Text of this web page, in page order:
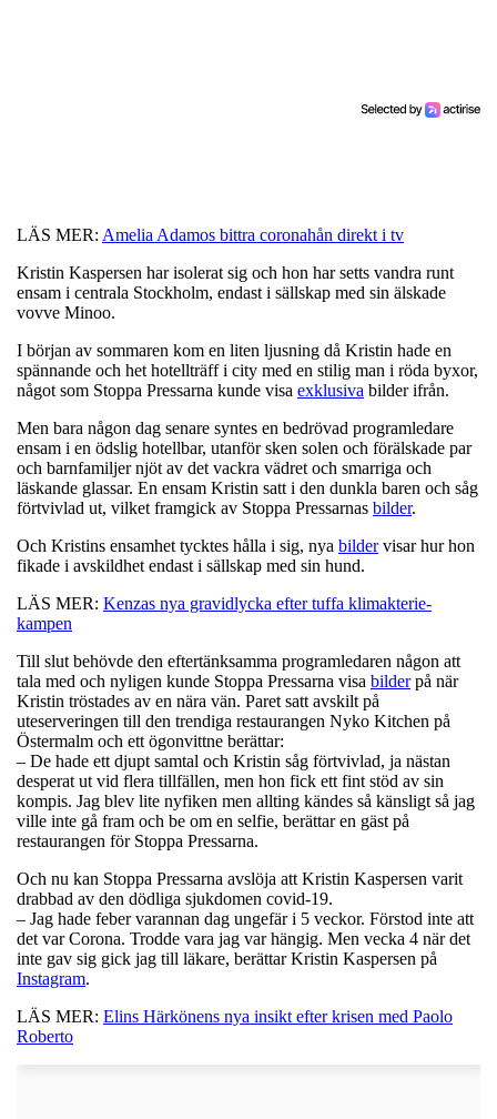
LÄS MER: Amelia Adamos bittra coronahån direkt i tv
Kristin Kaspersen har isolerat sig och hon har setts vandra runt
ensam i centrala Stockholm, endast i sällskap med sin älskade
vovve Minoo.
I början av sommaren kom en liten ljusning då Kristin hade en
spännande och het hotellträff i city med en stilig man i röda byxor,
något som Stoppa Pressarna kunde visa exklusiva bilder ifrån.
Men bara någon dag senare syntes en bedrövad programledare
ensam i en ödslig hotellbar, utanför sken solen och förälskade par
och barnfamiljer njöt av det vackra vädret och smarriga och
läskande glassar. En ensam Kristin satt i den dunkla baren och såg
förtvivlad ut, vilket framgick av Stoppa Pressarnas bilder.
Och Kristins ensamhet tycktes hålla i sig, nya bildervisar hur hon
fikade i avskildhet endast i sällskap med sin hund.
LÄS MER: Kenzas nya gravidlycka efter tuffa klimakterie-
kampen
Till slut behövde den eftertänksamma programledaren någon att
tala med och nyligen kunde Stoppa Pressarna visa bilderpå när
Kristin tröstades av en nära vän. Paret satt avskilt på
uteserveringen till den trendiga restaurangen Nyko Kitchen på
Östermalm och ett ögonvittne berättar:
– De hade ett djupt samtal och Kristin såg förtvivlad, ja nästan
desperat ut vid flera tillfällen, men hon fick ett fint stöd av sin
kompis. Jag blev lite nyfiken men allting kändes så känsligt så jag
ville inte gå fram och be om en selfie, berättar en gäst på
restaurangen för Stoppa Pressarna.
Och nu kan Stoppa Pressarna avslöja att Kristin Kaspersen varit
drabbad av den dödliga sjukdomen covid-19.
– Jag hade feber varannan dag ungefär i 5 veckor. Förstod inte att
det var Corona. Trodde vara jag var hängig. Men vecka 4 när det
inte gav sig gick jag till läkare, berättar Kristin Kaspersen på
Instagram.
LÄS MER: Elins Härkönens nya insikt efter krisen med Paolo
Roberto